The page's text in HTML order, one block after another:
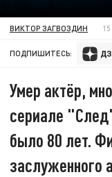
ВИКТОР ЗАГВОЗДИН
ПОДПИШИТЕСЬ:
Умер актёр,
сериале
было 80 лет.
заслуженного